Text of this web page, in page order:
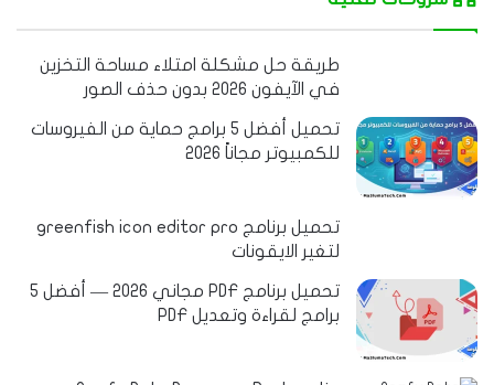
طريقة حل مشكلة امتلاء مساحة التخزين
في الآيفون 2026 بدون حذف الصور
تحميل أفضل 5 برامج حماية من الفيروسات
للكمبيوتر مجاناً 2026
تحميل برنامج greenfish icon editor pro
لتغير الايقونات
تحميل برنامج PDF مجاني 2026 — أفضل 5
برامج لقراءة وتعديل PDF